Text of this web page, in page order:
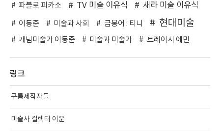
파블로 피카소
TV 미술 이유식 새라 미술 이유식
이동준 미술과 사회 금붕어 : 티니 현대미술
개념미술가 이동준 미술과 미술가 트레이시 에민
링크
구름제작자들
미술사 컬렉터 이운